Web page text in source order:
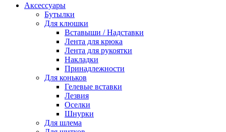
Аксессуары
Бутылки
Для клюшки
Вставыши / Надставки
Лента для крюка
Лента для рукоятки
Накладки
Принадлежности
Для коньков
Гелевые вставки
Лезвия
Оселки
Шнурки
Для шлема